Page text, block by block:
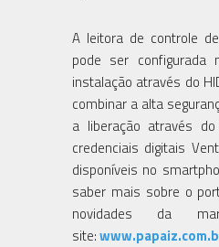
A leitora de controle
pode ser configurada
instalação através do
combinar a alta
a liberação através
credenciais digitais
disponíveis no
saber mais sobre o
novidades da
site: